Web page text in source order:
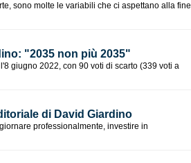
sono molte le variabili che ci aspettano alla fine
"​2035 non più 2035"
giugno 2022, con 90 voti di scarto (339 voti a
di David Giardino
professionalmente, investire in